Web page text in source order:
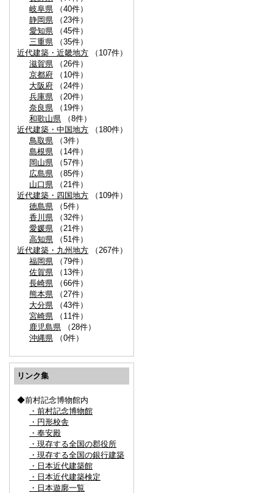
岐阜県 （40件）
静岡県 （23件）
愛知県 （45件）
三重県 （35件）
近代建築・近畿地方 （107件）
滋賀県 （26件）
京都府 （10件）
大阪府 （24件）
兵庫県 （20件）
奈良県 （19件）
和歌山県 （8件）
近代建築・中国地方 （180件）
鳥取県 （3件）
島根県 （14件）
岡山県 （57件）
広島県 （85件）
山口県 （21件）
近代建築・四国地方 （109件）
徳島県 （5件）
香川県 （32件）
愛媛県 （21件）
高知県 （51件）
近代建築・九州地方 （267件）
福岡県 （79件）
佐賀県 （13件）
長崎県 （66件）
熊本県 （27件）
大分県 （43件）
宮崎県 （11件）
鹿児島県 （28件）
沖縄県 （0件）
リンク集
◆前村記念博物館内
・前村記念博物館
・円形校舎
・奉安殿
・現存する全国の郡役所
・現存する全国の銀行建築
・日本近代建築館
・日本近代建築検定
・日本遊廓一覧